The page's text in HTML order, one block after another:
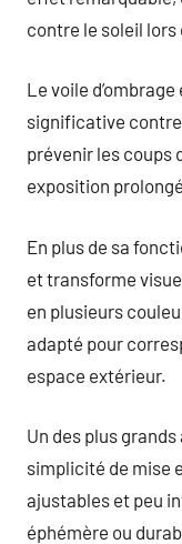
contre le soleil
Le voile
significative
prévenir les coups
exposition
En plus de sa
et transforme
en plusieurs
adapté pour
espace extérieur.
Un des plus
simplicité de mise
ajustables et peu
éphémère ou